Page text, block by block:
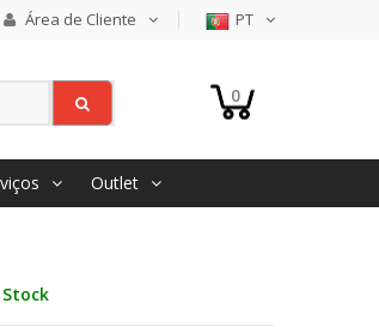
Área de Cliente PT
0
Outlet
Stock